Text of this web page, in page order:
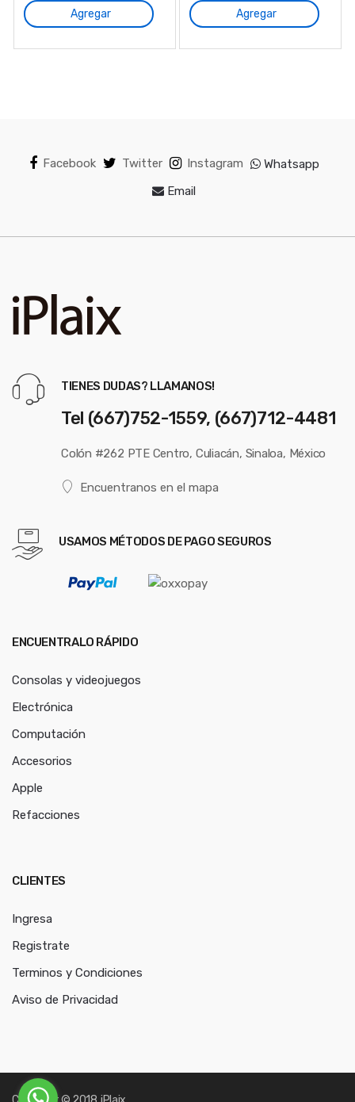
NES SNES 3m
Agregar
Agregar
Facebook Twitter Instagram
Whatsapp
Email
TIENES DUDAS? LLAMANOS!
Tel (667)752-1559, (667)712-4481
Colón #262 PTE Centro, Culiacán, Sinaloa, México
Encuentranos en el mapa
USAMOS MÉTODOS DE PAGO SEGUROS
ENCUENTRALO RÁPIDO
Consolas y videojuegos
Electrónica
Computación
Accesorios
Apple
Refacciones
CLIENTES
Ingresa
Registrate
Terminos y Condiciones
Aviso de Privacidad